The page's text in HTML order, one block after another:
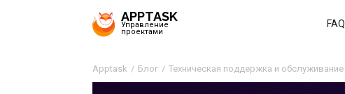
APPTASK
Управление
проектами
FAQ
Apptask Блог Техническая поддержка и обслуживание